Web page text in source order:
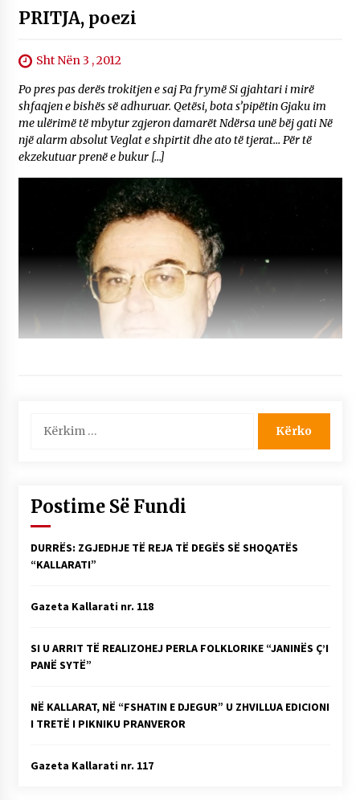
PRITJA, poezi
Sht Nën 3 , 2012
Po pres pas derës trokitjen e saj Pa frymë Si gjahtari i mirë
shfaqjen e bishës së adhuruar. Qetësi, bota s’pipëtin Gjaku im
me ulërimë të mbytur zgjeron damarët Ndërsa unë bëj gati Në
një alarm absolut Veglat e shpirtit dhe ato të tjerat… Për të
ekzekutuar prenë e bukur […]
për:
Postime Së Fundi
DURRËS: ZGJEDHJE TË REJA TË DEGËS SË SHOQATËS
“KALLARATI”
Gazeta Kallarati nr. 118
SI U ARRIT TË REALIZOHEJ PERLA FOLKLORIKE “JANINËS Ç’I
PANË SYTË”
NË KALLARAT, NË “FSHATIN E DJEGUR” U ZHVILLUA EDICIONI
I TRETË I PIKNIKU PRANVEROR
Gazeta Kallarati nr. 117